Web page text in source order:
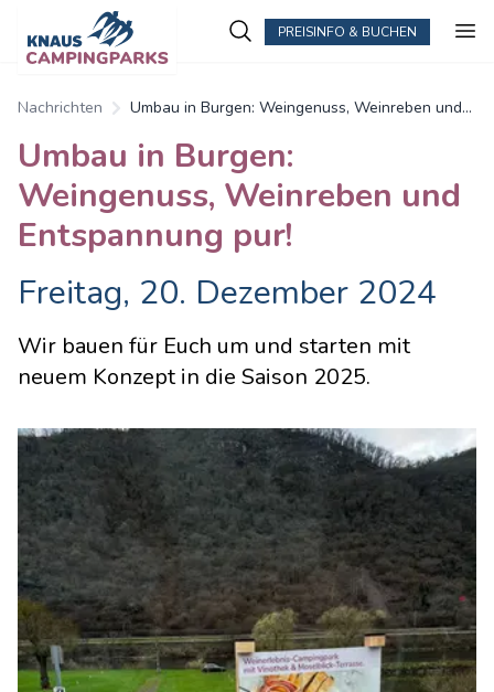
PREISINFO & BUCHEN
Nachrichten
Umbau in Burgen: Weingenuss, Weinreben und
Umbau in Burgen:
Weingenuss, Weinreben und
Entspannung pur!
Freitag, 20. Dezember 2024
Wir bauen für Euch um und starten mit
neuem Konzept in die Saison 2025.